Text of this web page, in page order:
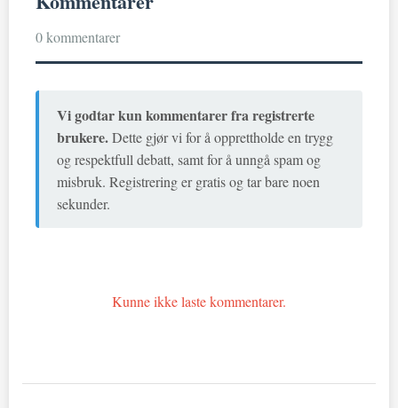
0 kommentarer
Vi godtar kun kommentarer fra registrerte
brukere.Dette gjør vi for å opprettholde en trygg
og respektfull debatt, samt for å unngå spam og
misbruk. Registrering er gratis og tar bare noen
sekunder.
Kunne ikke laste kommentarer.